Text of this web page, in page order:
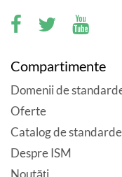
Compartimente
Domenii de
Oferte
Catalog de standarde
Despre ISM
Noutăți